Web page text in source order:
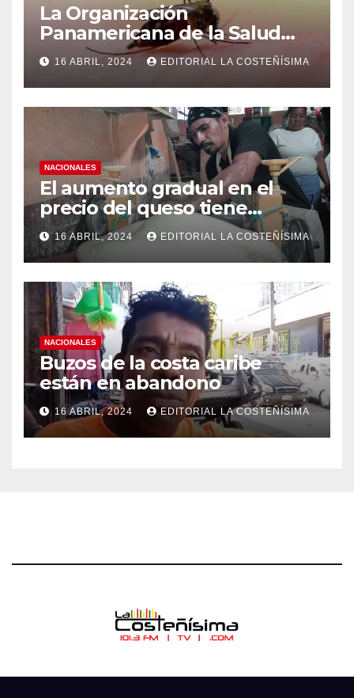
La Organización
Panamericana de la Salud
(OPS), recomienda reforzar
medidas ante el aumento de
casos de dengue
16 ABRIL, 2024 EDITORIAL LA COSTEÑÍSIMA
NACIONALES
El aumento gradual en el
precio del queso tiene
efectos a las Panaderias
16 ABRIL, 2024 EDITORIAL LA COSTEÑÍSIMA
NACIONALES
Buzos de la costa caribe
están en abandono
16 ABRIL, 2024 EDITORIAL LA COSTEÑÍSIMA